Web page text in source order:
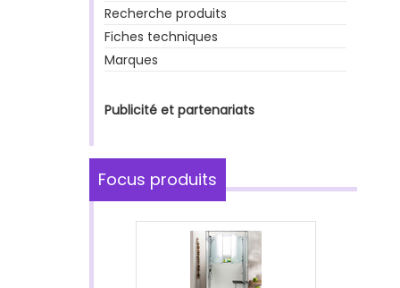
Recherche produits
Fiches techniques
Marques
Publicité et partenariats
Focus produits